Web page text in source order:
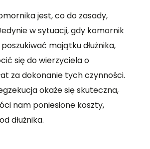
jest, co do zasady,
w sytuacji, gdy komornik
majątku dłużnika,
się do wierzyciela o
za dokonanie tych czynności.
okaże się skuteczna,
nam poniesione koszty,
dłużnika.